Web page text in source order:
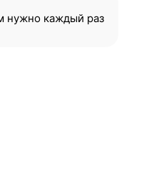
нужно каждый раз